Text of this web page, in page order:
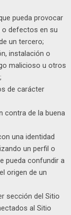
pueda provocar
o defectos en su
un tercero;
instalación o
malicioso u otros
de carácter
contra de la buena
una identidad
un perfil o
pueda confundir a
origen de un
sección del Sitio
al Sitio